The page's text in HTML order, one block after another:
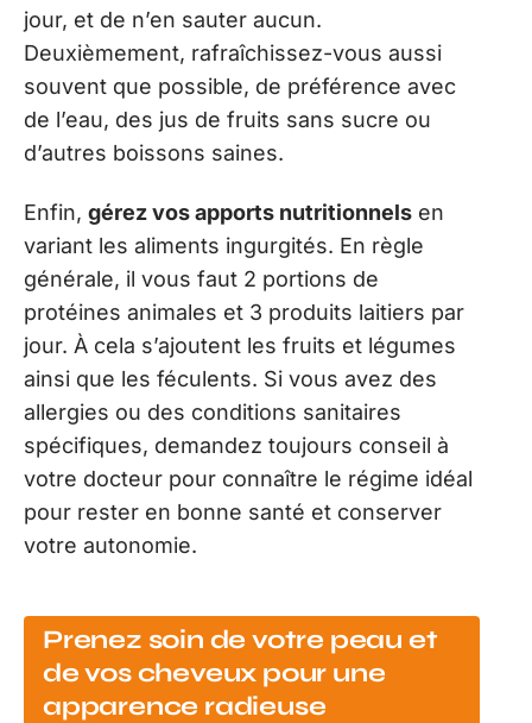
jour, et de n’en sauter aucun.
Deuxièmement, rafraîchissez-vous aussi
souvent que possible, de préférence avec
de l’eau, des jus de fruits sans sucre ou
d’autres boissons saines.
Enfin, gérez vos apports nutritionnels en
variant les aliments ingurgités. En règle
générale, il vous faut 2 portions de
protéines animales et 3 produits laitiers par
jour. À cela s’ajoutent les fruits et légumes
ainsi que les féculents. Si vous avez des
allergies ou des conditions sanitaires
spécifiques, demandez toujours conseil à
votre docteur pour connaître le régime idéal
pour rester en bonne santé et conserver
votre autonomie.
Prenez soin de votre peau et
de vos cheveux pour une
apparence radieuse